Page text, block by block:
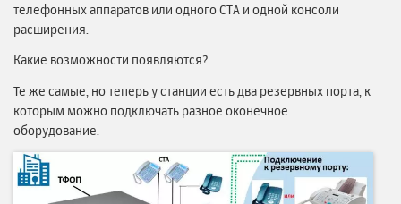
телефонных аппаратов или одного СТА и одной консоли
расширения.
Какие возможности появляются?
Те же самые, но теперь у станции есть два резервных порта, к
которым можно подключать разное оконечное
оборудование.